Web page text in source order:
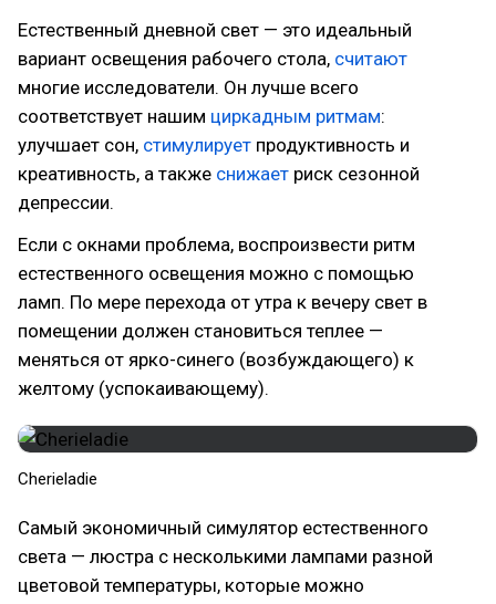
Естественный дневной свет — это идеальный
вариант освещения рабочего стола, считают
многие исследователи. Он лучше всего
соответствует нашим циркадным ритмам:
улучшает сон, стимулирует продуктивность и
креативность, а также снижает риск сезонной
депрессии.
Если с окнами проблема, воспроизвести ритм
естественного освещения можно с помощью
ламп. По мере перехода от утра к вечеру свет в
помещении должен становиться теплее —
меняться от ярко-синего (возбуждающего) к
желтому (успокаивающему).
Cherieladie
Самый экономичный симулятор естественного
света — люстра с несколькими лампами разной
цветовой температуры, которые можно